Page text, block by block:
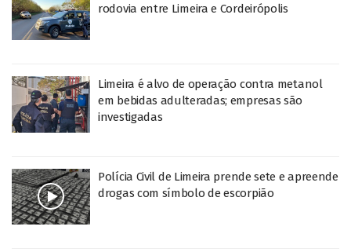
rodovia entre Limeira e Cordeirópolis
Limeira é alvo de operação contra metanol
em bebidas adulteradas; empresas são
investigadas
Polícia Civil de Limeira prende sete e apreende
drogas com símbolo de escorpião